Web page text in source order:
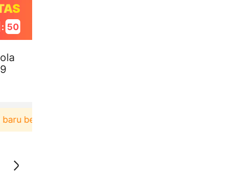
: 49
berbelanja di aplikasi Akulaku bisa dapat voucher